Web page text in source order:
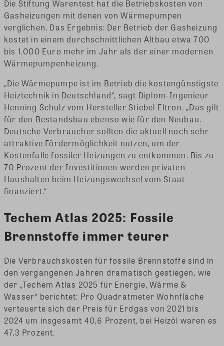
Die Stiftung Warentest hat die Betriebskosten von
Gasheizungen mit denen von Wärmepumpen
verglichen. Das Ergebnis: Der Betrieb der Gasheizung
kostet in einem durchschnittlichen Altbau etwa 700
bis 1.000 Euro mehr im Jahr als der einer modernen
Wärmepumpenheizung.
„Die Wärmepumpe ist im Betrieb die kostengünstigste
Heiztechnik in Deutschland“, sagt Diplom-Ingenieur
Henning Schulz vom Hersteller Stiebel Eltron. „Das gilt
für den Bestandsbau ebenso wie für den Neubau.
Deutsche Verbraucher sollten die aktuell noch sehr
attraktive Fördermöglichkeit nutzen, um der
Kostenfalle fossiler Heizungen zu entkommen. Bis zu
70 Prozent der Investitionen werden privaten
Haushalten beim Heizungswechsel vom Staat
finanziert.“
Techem Atlas 2025: Fossile
Brennstoffe immer teurer
Die Verbrauchskosten für fossile Brennstoffe sind in
den vergangenen Jahren dramatisch gestiegen, wie
der „Techem Atlas 2025 für Energie, Wärme &
Wasser“ berichtet: Pro Quadratmeter Wohnfläche
verteuerte sich der Preis für Erdgas von 2021 bis
2024 um insgesamt 40,6 Prozent, bei Heizöl waren es
47,3 Prozent.